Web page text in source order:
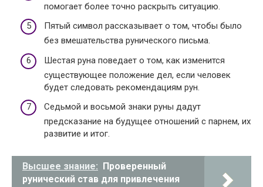
помогает более точно раскрыть ситуацию.
Пятый символ рассказывает о том, чтобы было
без вмешательства рунического письма.
Шестая руна поведает о том, как изменится
существующее положение дел, если человек
будет следовать рекомендациям рун.
Седьмой и восьмой знаки руны дадут
предсказание на будущее отношений с парнем, их
развитие и итог.
Высшее знание: Проверенный
рунический став для привлечения